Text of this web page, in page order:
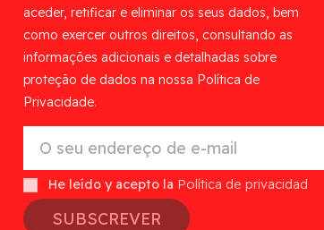
aceder, retificar e eliminar os seus dados, bem
como exercer outros direitos, consultando as
informações adicionais e detalhadas sobre
proteção de dados na nossa Política de
Privacidade.
He leído y acepto la Política de privacidad
SUBSCREVER